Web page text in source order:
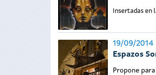
Insertadas en
19/09/2014
Espazos
Propone